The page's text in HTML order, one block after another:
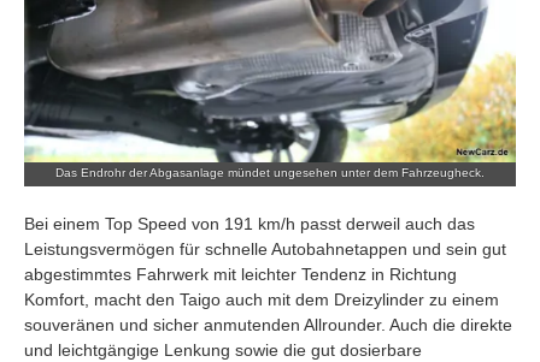
Das Endrohr der Abgasanlage mündet ungesehen unter dem Fahrzeugheck.
Bei einem Top Speed von 191 km/h passt derweil auch das
Leistungsvermögen für schnelle Autobahnetappen und sein gut
abgestimmtes Fahrwerk mit leichter Tendenz in Richtung
Komfort, macht den Taigo auch mit dem Dreizylinder zu einem
souveränen und sicher anmutenden Allrounder. Auch die direkte
und leichtgängige Lenkung sowie die gut dosierbare